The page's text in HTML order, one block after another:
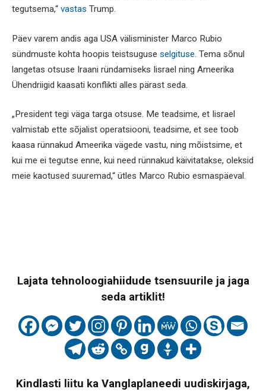
tegutsema,“ vastas Trump.
Päev varem andis aga USA välisminister Marco Rubio
sündmuste kohta hoopis teistsuguse selgituse. Tema sõnul
langetas otsuse Iraani ründamiseks Iisrael ning Ameerika
Ühendriigid kaasati konflikti alles pärast seda.
„President tegi väga targa otsuse. Me teadsime, et Iisrael
valmistab ette sõjalist operatsiooni, teadsime, et see toob
kaasa rünnakud Ameerika vägede vastu, ning mõistsime, et
kui me ei tegutse enne, kui need rünnakud käivitatakse, oleksid
meie kaotused suuremad,“ ütles Marco Rubio esmaspäeval.
Lajata tehnoloogiahiidude tsensuurile ja jaga
seda artiklit!
Kindlasti liitu ka Vanglaplaneedi uudiskirjaga,